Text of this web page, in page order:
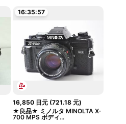
16:35:56
16,850 日元 (721.18 元)
★良品★ ミノルタ MINOLTA X-
700 MPS ボディ...